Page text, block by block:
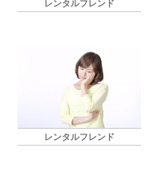
レンタルフレンド
レンタルフレンド